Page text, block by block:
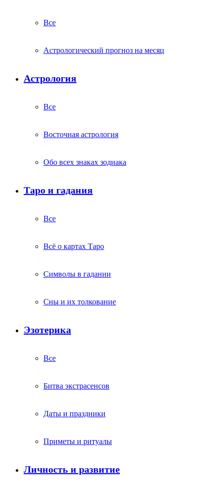
Все
Астрологический прогноз на месяц
Астрология
Все
Восточная астрология
Обо всех знаках зодиака
Таро и гадания
Все
Всё о картах Таро
Символы в гадании
Сны и их толкование
Эзотерика
Все
Битва экстрасенсов
Даты и праздники
Приметы и ритуалы
Личность и развитие